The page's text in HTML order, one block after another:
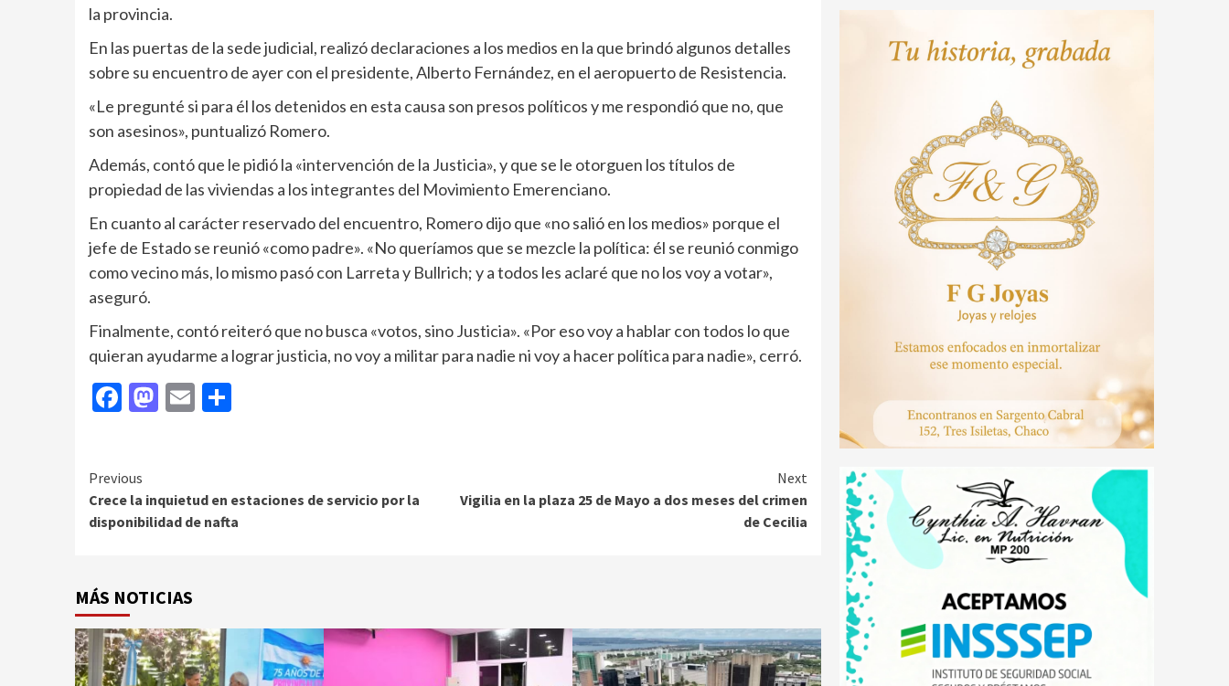
la provincia.
En las puertas de la sede judicial, realizó declaraciones a los medios en la que brindó algunos detalles
sobre su encuentro de ayer con el presidente, Alberto Fernández, en el aeropuerto de Resistencia.
«Le pregunté si para él los detenidos en esta causa son presos políticos y me respondió que no, que
son asesinos», puntualizó Romero.
Además, contó que le pidió la «intervención de la Justicia», y que se le otorguen los títulos de
propiedad de las viviendas a los integrantes del Movimiento Emerenciano.
En cuanto al carácter reservado del encuentro, Romero dijo que «no salió en los medios» porque el
jefe de Estado se reunió «como padre». «No queríamos que se mezcle la política: él se reunió conmigo
como vecino más, lo mismo pasó con Larreta y Bullrich; y a todos les aclaré que no los voy a votar»,
aseguró.
Finalmente, contó reiteró que no busca «votos, sino Justicia». «Por eso voy a hablar con todos lo que
quieran ayudarme a lograr justicia, no voy a militar para nadie ni voy a hacer política para nadie», cerró.
Facebook
Mastodon
Email
Continue
Reading
Previous
Crece la inquietud en estaciones de servicio por la
disponibilidad de nafta
Next
Vigilia en la plaza 25 de Mayo a dos meses del crimen
de Cecilia
MÁS NOTICIAS